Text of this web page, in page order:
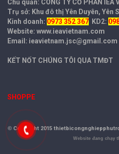
Chủ quản: CÔNG TY CỔ PHẦN IEA
Trụ sở: Khu đô thị Yên Duyên, Yên
Kinh doanh: 0973 352 367 KD2:
Website: www.ieavietnam.com
Email: ieavietnam.jsc@gmail.com
KẾT NỐT CHÚNG TÔI QUA TMĐT
SHOPPE
© Copyright 2015
Website đang chạy